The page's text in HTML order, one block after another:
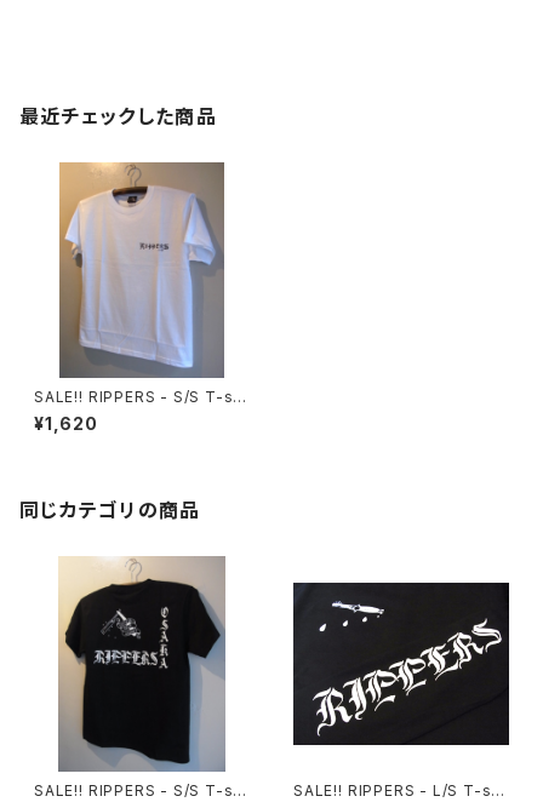
最近チェックした商品
SALE‼︎ RIPPERS - S/S T-shi
rt (WHITE)
¥1,620
同じカテゴリの商品
SALE‼︎ RIPPERS - S/S T-shi
SALE‼︎ RIPPERS - L/S T-shi